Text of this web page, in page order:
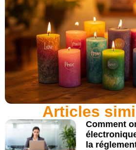
Articles
Comment
la